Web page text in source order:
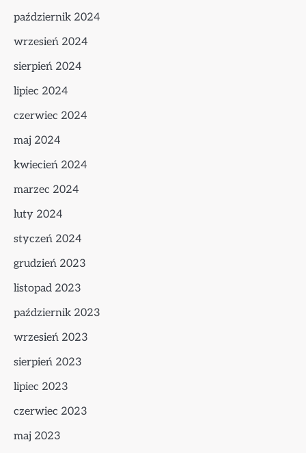
październik 2024
wrzesień 2024
sierpień 2024
lipiec 2024
czerwiec 2024
maj 2024
kwiecień 2024
marzec 2024
luty 2024
styczeń 2024
grudzień 2023
listopad 2023
październik 2023
wrzesień 2023
sierpień 2023
lipiec 2023
czerwiec 2023
maj 2023